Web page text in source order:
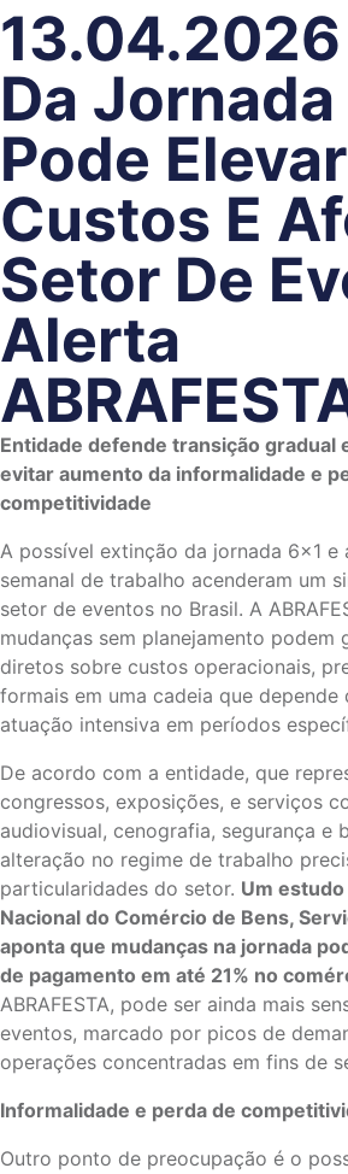
Da Jornada
Pode Elevar
Custos E
Setor De
Alerta
Entidade defende transição gradual
evitar aumento da informalidade e
competitividade
A possível extinção da jornada 6×1
semanal de trabalho acenderam um
setor de eventos no Brasil. A
mudanças sem planejamento podem
diretos sobre custos operacionais,
formais em uma cadeia que
atuação intensiva em períodos
De acordo com a entidade, que
congressos, exposições, e serviços
audiovisual, cenografia, segurança e
alteração no regime de trabalho
particularidades do setor. Um
Nacional do Comércio de Bens,
aponta que mudanças na jornada
de pagamento em até 21% no
ABRAFESTA, pode ser ainda mais
eventos, marcado por picos de
operações concentradas em fins de
Informalidade e perda de
Outro ponto de preocupação é o